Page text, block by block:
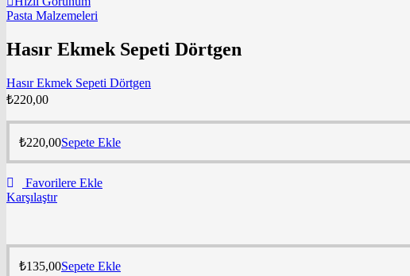
Pasta Malzemeleri
Hasır Ekmek Sepeti Dörtgen
Hasır Ekmek Sepeti Dörtgen
₺220,00
₺220,00Sepete Ekle
Favorilere Ekle
Karşılaştır
₺135,00Sepete Ekle